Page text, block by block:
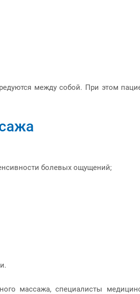
между собой. При этом
болевых ощущений;
массажа, специалисты